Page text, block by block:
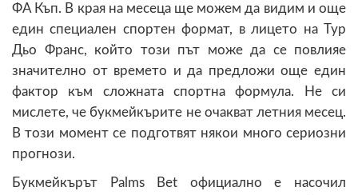
ФА Къп. В края на месеца ще можем да видим и още
един специален спортен формат, в лицето на Тур
Дьо Франс, който този път може да се повлияе
значително от времето и да предложи още един
фактор към сложната спортна формула. Не си
мислете, че букмейкърите не очакват летния месец.
В този момент се подготвят някои много сериозни
прогнози.
Букмейкърът Palms Bet официално е насочил